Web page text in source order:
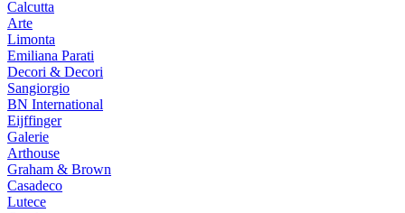
Calcutta
Arte
Limonta
Emiliana Parati
Decori & Decori
Sangiorgio
BN International
Eijffinger
Galerie
Arthouse
Graham & Brown
Casadeco
Lutece